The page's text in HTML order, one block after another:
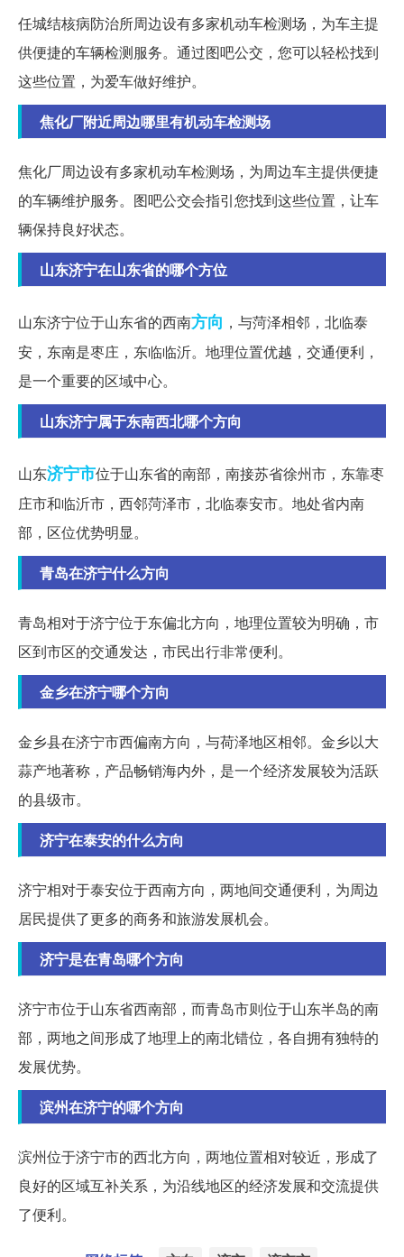
任城结核病防治所周边设有多家机动车检测场，为车主提
供便捷的车辆检测服务。通过图吧公交，您可以轻松找到
这些位置，为爱车做好维护。
焦化厂附近周边哪里有机动车检测场
焦化厂周边设有多家机动车检测场，为周边车主提供便捷
的车辆维护服务。图吧公交会指引您找到这些位置，让车
辆保持良好状态。
山东济宁在山东省的哪个方位
山东济宁位于山东省的西南方向 ，与菏泽相邻，北临泰
安，东南是枣庄，东临临沂。地理位置优越，交通便利，
是一个重要的区域中心。
山东济宁属于东南西北哪个方向
山东济宁市位于山东省的南部，南接苏省徐州市，东靠枣
庄市和临沂市，西邻菏泽市，北临泰安市。地处省内南
部，区位优势明显。
青岛在济宁什么方向
青岛相对于济宁位于东偏北方向，地理位置较为明确，市
区到市区的交通发达，市民出行非常便利。
金乡在济宁哪个方向
金乡县在济宁市西偏南方向，与荷泽地区相邻。金乡以大
蒜产地著称，产品畅销海内外，是一个经济发展较为活跃
的县级市。
济宁在泰安的什么方向
济宁相对于泰安位于西南方向，两地间交通便利，为周边
居民提供了更多的商务和旅游发展机会。
济宁是在青岛哪个方向
济宁市位于山东省西南部，而青岛市则位于山东半岛的南
部，两地之间形成了地理上的南北错位，各自拥有独特的
发展优势。
滨州在济宁的哪个方向
滨州位于济宁市的西北方向，两地位置相对较近，形成了
良好的区域互补关系，为沿线地区的经济发展和交流提供
了便利。